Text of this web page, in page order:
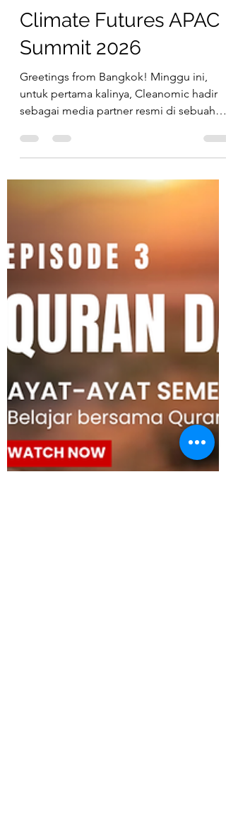
16 Jun
1 menit membaca
Climate Futures APAC
Summit 2026
Greetings from Bangkok! Minggu ini,
untuk pertama kalinya, Cleanomic hadir
summit iklim tingkat Asia Pasifik. Climate
Futures APAC Summit 2026 (CFAS2026)
akan berlangsung pada 17–18 Juni 2026 di
Bangkok, Thailand — mengumpulkan
regulator, investor institusional,
pengembang proyek, dan praktisi hukum